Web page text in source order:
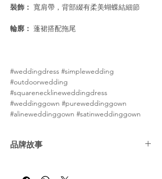
裝飾： 寬肩帶，背部綴有柔美蝴蝶結細節
輪廓： 蓬裙搭配拖尾
#weddingdress #simplewedding
#outdoorwedding
#squarenecklineweddingdress
#weddinggown #pureweddinggown
#alineweddinggown #satinweddinggown
品牌故事
俄羅斯婚紗女王。自2002年以來，娜塔莉亞羅